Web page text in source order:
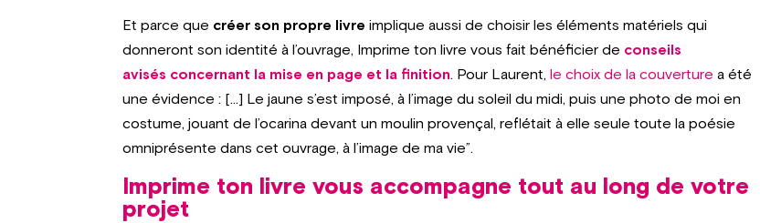
Et parce que créer son propre livre implique aussi de choisir les éléments matériels qui
donneront son identité à l’ouvrage, Imprime ton livre vous fait bénéficier de conseils
avisés concernant la mise en page et la finition. Pour Laurent, le choix de la couverture a été
une évidence : […] Le jaune s’est imposé, à l’image du soleil du midi, puis une photo de moi en
costume, jouant de l’ocarina devant un moulin provençal, reflétait à elle seule toute la poésie
omniprésente dans cet ouvrage, à l’image de ma vie”.
Imprime ton livre vous accompagne tout au long de votre
projet